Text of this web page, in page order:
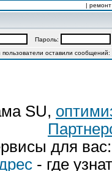
|
Пароль:
оставили сообщений:
SU,
для
- где